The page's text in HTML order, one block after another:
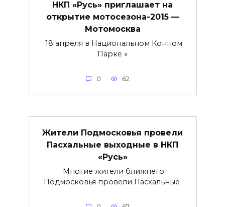
НКП «Русь» приглашает на
открытие мотосезона-2015 —
Мотомосква
18 апреля в Национальном Конном
Парке «
0 62
Жители Подмосковья провели
Пасхальные выходные в НКП
«Русь»
Многие жители ближнего
Подмосковья провели Пасхальные